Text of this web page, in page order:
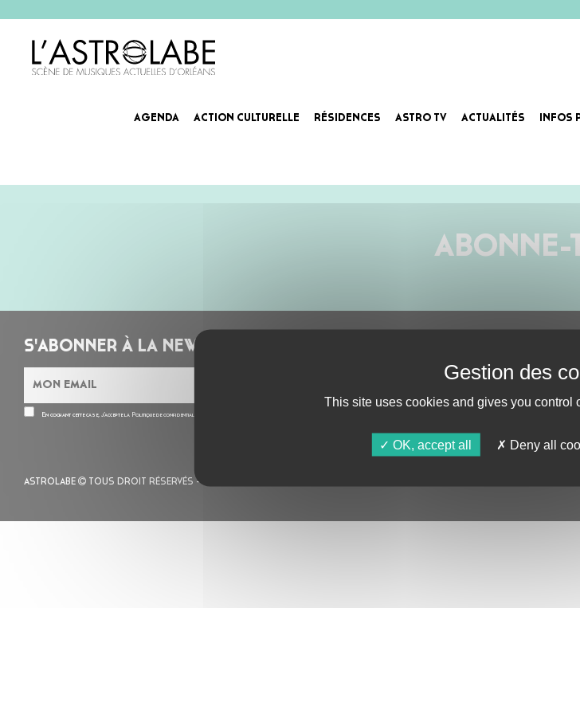
AGENDA ACTION CULTURELLE RÉSIDENCES ASTRO TV ACTUALITÉS INFOS
ABONNE-
S'ABONNER À LA NEWSLETTER
En cochant cette case, j’accepte la Politique de confidentialité
ASTRO
ASTROLABE TOUS DROIT RÉSERVÉS -
This site uses cookies and gives you control
OK, accept all Deny all